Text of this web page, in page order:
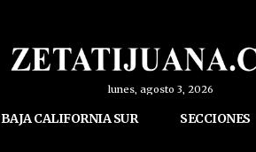
lunes, agosto 3, 2026
BAJA CALIFORNIA SUR SECCIONES